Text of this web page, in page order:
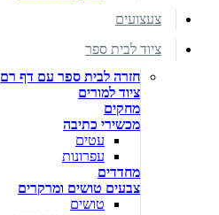
צעצועים
ציוד לבית ספר
חזרה לבית ספר עם דף רם
ציוד למורים
מחקים
מכשירי כתיבה
עטים
עפרונות
מחדדים
צבעים טושים ומרקרים
טושים